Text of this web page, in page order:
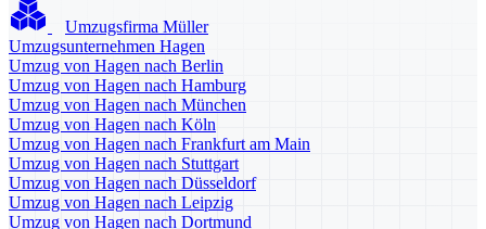
Umzugsfirma Müller
Umzugsunternehmen Hagen
Umzug von Hagen nach Berlin
Umzug von Hagen nach Hamburg
Umzug von Hagen nach München
Umzug von Hagen nach Köln
Umzug von Hagen nach Frankfurt am Main
Umzug von Hagen nach Stuttgart
Umzug von Hagen nach Düsseldorf
Umzug von Hagen nach Leipzig
Umzug von Hagen nach Dortmund